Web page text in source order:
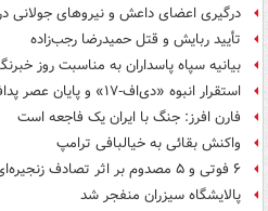
درگیری اعضای داعش و نیروهای جولانی
تأیید ربایش و قتل حمیدرضا رجب‌زاده
بیانیه سپاه پاسداران به مناسبت روز
استقرار انبوه «دی‌اف‑۱۷» و پایان عصر پدافند آمریکا +عکس
فارن افرز: جنگ با ایران یک فاجعه است
واکنش بقائی به خیالبافی ترامپ
۶ فوتی و ۵ مصدوم بر اثر تصادف زنجیره‌ای
پالایشگاه سیزران منفجر شد